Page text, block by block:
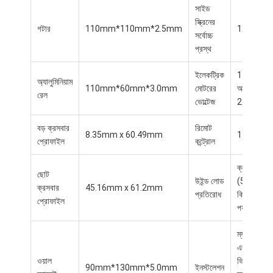
ইলেকট্রিক সানশ্যাড আউনিং
বাগান কারপোর্ট
জিপ ট্র্যাক ব্লাইন্ডস
আপগ্রেড অ্যালুমিনিয়াম লউভার পেরগোলা
শামিয়ানা আনুষাঙ্গিক
গটার 110mm*110mm*2.5mm
সাইড
স্ক্রিনের
সর্বোচ্চ
প্রস্থ
12M
অ্যালুমিনিয়াম
রেল
110mm*60mm*3.0mm
ইলেকট্রিক
মোটরের
ভোল্টেজ
110V
অথবা
220V
বড় ক্রসবার
প্রোফাইল
8.35mm x 60.49mm
রিমোট
কন্ট্রোল
1 চ্যানেল
ছোট
ক্রসবার
প্রোফাইল
45.16mm x 61.2mm
উইন্ড লোড
প্রতিরোধ
ক্লাস 6
(50-60
কিমি/ঘন্টা
পর্যন্ত)
ওয়াল
90mm*130mm*5.0mm ইনস্টলেশন
ম্যানুয়াল
এবং
ভিডিও